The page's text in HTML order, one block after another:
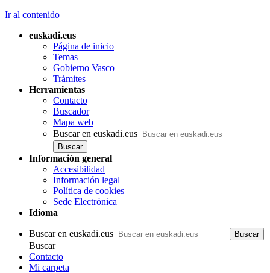
Ir al contenido
euskadi.eus
Página de inicio
Temas
Gobierno Vasco
Trámites
Herramientas
Contacto
Buscador
Mapa web
Buscar en euskadi.eus
Información general
Accesibilidad
Información legal
Política de cookies
Sede Electrónica
Idioma
Buscar en euskadi.eus
Buscar
Contacto
Mi carpeta